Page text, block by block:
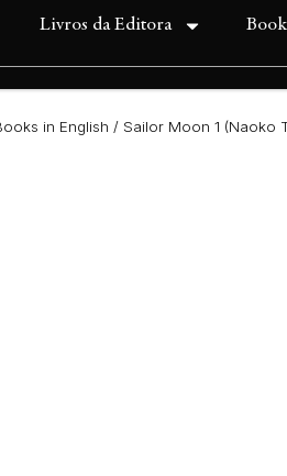
Livros da Editora
in English / Sailor Moon 1 (Naoko